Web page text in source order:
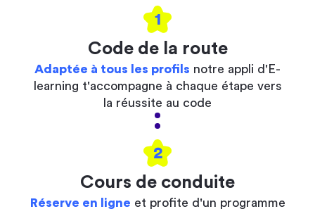
1
Code de la route
Adaptée à tous les profils notre appli d'E-
learning t'accompagne à chaque étape vers
la réussite au code
2
Cours de conduite
Réserve en ligne et profite d'un programme